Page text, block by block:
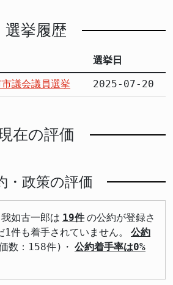
選挙履歴
選挙日
議会議員選挙 2025-07-20
在の評価
・政策の評価
如古一郎は 19件 の公約が登録さ
件も着手されていません。
公約
数：158件)・ 公約着手率は0%